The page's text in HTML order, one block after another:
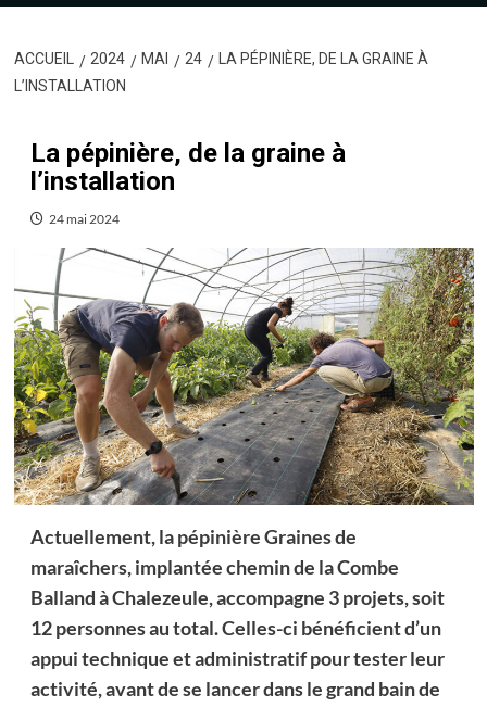
ACCUEIL 2024 MAI 24
LA PÉPINIÈRE, DE LA GRAINE À
L’INSTALLATION
La pépinière, de la graine à
l’installation
24 mai 2024
Actuellement, la pépinière Graines de
maraîchers, implantée chemin de la Combe
Balland à Chalezeule, accompagne 3 projets, soit
12 personnes au total. Celles-ci bénéficient d’un
appui technique et administratif pour tester leur
activité, avant de se lancer dans le grand bain de